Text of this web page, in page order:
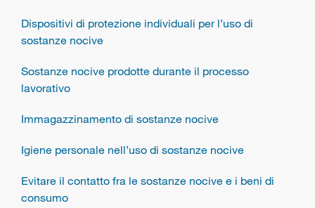
Dispositivi di protezione individuali per l’uso di
sostanze nocive
Sostanze nocive prodotte durante il processo
lavorativo
Immagazzinamento di sostanze nocive
Igiene personale nell’uso di sostanze nocive
Evitare il contatto fra le sostanze nocive e i beni di
consumo